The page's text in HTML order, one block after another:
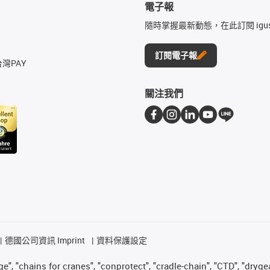
PAY
電子報
隨時掌握最新動態，在此訂閱
訂閱電子報
關注我們
德國公司資訊 Imprint 資料保護設定
"chains for cranes", "conprotect", "cradle-chain", "CTD",